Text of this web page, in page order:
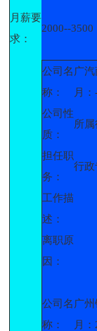
月薪要
求：
2000--3500
公司名
称：
广
月
公司性
质：
所属
担任职
务：
行
工作描
述：
离职原
因：
公司名
称：
广
月